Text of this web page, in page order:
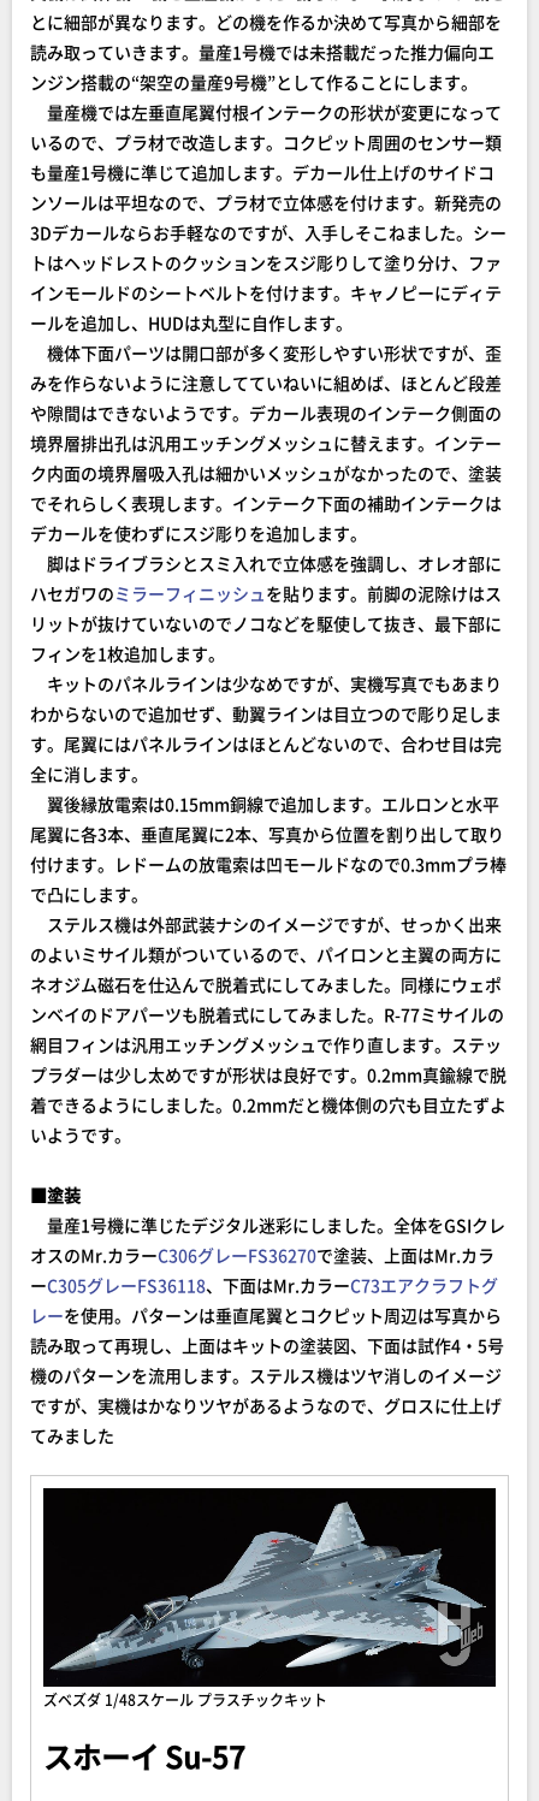
とに細部が異なります。どの機を作るか決めて写真から細部を
読み取っていきます。量産1号機では未搭載だった推力偏向エ
ンジン搭載の“架空の量産9号機”として作ることにします。
量産機では左垂直尾翼付根インテークの形状が変更になって
いるので、プラ材で改造します。コクピット周囲のセンサー類
も量産1号機に準じて追加します。デカール仕上げのサイドコ
ンソールは平坦なので、プラ材で立体感を付けます。新発売の
3Dデカールならお手軽なのですが、入手しそこねました。シー
トはヘッドレストのクッションをスジ彫りして塗り分け、ファ
インモールドのシートベルトを付けます。キャノピーにディテ
ールを追加し、HUDは丸型に自作します。
機体下面パーツは開口部が多く変形しやすい形状ですが、歪
みを作らないように注意してていねいに組めば、ほとんど段差
や隙間はできないようです。デカール表現のインテーク側面の
境界層排出孔は汎用エッチングメッシュに替えます。インテー
ク内面の境界層吸入孔は細かいメッシュがなかったので、塗装
でそれらしく表現します。インテーク下面の補助インテークは
デカールを使わずにスジ彫りを追加します。
脚はドライブラシとスミ入れで立体感を強調し、オレオ部に
ハセガワのミラーフィニッシュを貼ります。前脚の泥除けはス
リットが抜けていないのでノコなどを駆使して抜き、最下部に
フィンを1枚追加します。
キットのパネルラインは少なめですが、実機写真でもあまり
わからないので追加せず、動翼ラインは目立つので彫り足しま
す。尾翼にはパネルラインはほとんどないので、合わせ目は完
全に消します。
翼後縁放電索は0.15mm銅線で追加します。エルロンと水平
尾翼に各3本、垂直尾翼に2本、写真から位置を割り出して取り
付けます。レドームの放電索は凹モールドなので0.3mmプラ棒
で凸にします。
ステルス機は外部武装ナシのイメージですが、せっかく出来
のよいミサイル類がついているので、パイロンと主翼の両方に
ネオジム磁石を仕込んで脱着式にしてみました。同様にウェポ
ンベイのドアパーツも脱着式にしてみました。R-77ミサイルの
網目フィンは汎用エッチングメッシュで作り直します。ステッ
プラダーは少し太めですが形状は良好です。0.2mm真鍮線で脱
着できるようにしました。0.2mmだと機体側の穴も目立たずよ
いようです。
■塗装
量産1号機に準じたデジタル迷彩にしました。全体をGSIクレ
オスのMr.カラーC306グレーFS36270で塗装、上面はMr.カラ
ーC305グレーFS36118、下面はMr.カラーC73エアクラフトグ
レーを使用。パターンは垂直尾翼とコクピット周辺は写真から
読み取って再現し、上面はキットの塗装図、下面は試作4・5号
機のパターンを流用します。ステルス機はツヤ消しのイメージ
ですが、実機はかなりツヤがあるようなので、グロスに仕上げ
てみました
ズベズダ 1/48スケール プラスチックキット
スホーイ Su-57